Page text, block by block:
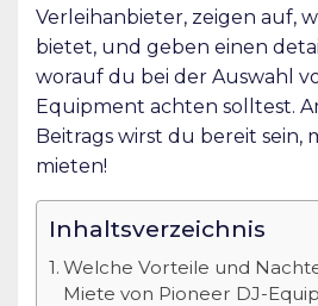
Verleihanbieter, zeigen auf,
bietet, und geben einen
worauf du bei der Auswahl
Equipment achten solltest.
Beitrags wirst du bereit sein,
mieten!
Inhaltsverzeichnis
Welche Vorteile und
Miete von Pioneer DJ-